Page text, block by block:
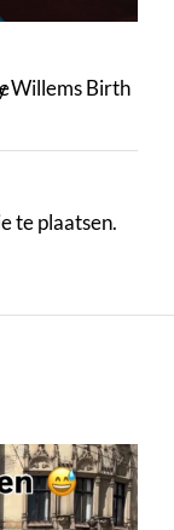
te plaatsen.